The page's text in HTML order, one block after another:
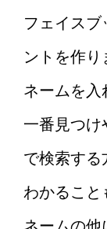
フェイスブ
ントを作
ネームを入
一番見つけ
で検索する
わかること